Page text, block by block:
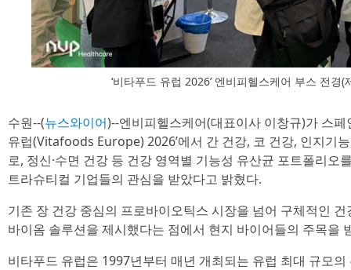
‘비타푸드 유럽 2026’ 엔비피헬스케어 부스 전경
수원--(뉴스와이어)--엔비피헬스케어(대표이사 이창규)가 스
유럽(Vitafoods Europe) 2026’에서 간 건강, 코 건강, 인지기
로, 정신·수면 건강 등 건강 영역별 기능성 유산균 포트폴리오
트라슈티컬 기업들의 관심을 받았다고 밝혔다.
기존 장 건강 중심의 프로바이오틱스 시장을 넘어 구체적인
바이옴 솔루션을 제시했다는 점에서 현지 바이어들의 주목을
비타푸드 유럽은 1997년부터 매년 개최되는 유럽 최대 규모